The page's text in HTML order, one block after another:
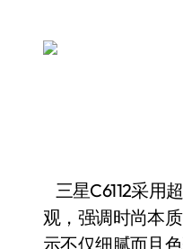
三星C6112采用
观，强调时尚本
示不仅细腻而且